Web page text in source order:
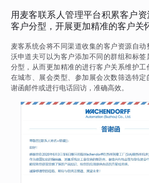
用麦客联系人管理平台积累客户
客户分型，开展更加精准的客户关
麦客系统会将不同渠道收集的客户资源自动
沃申道夫可以为客户添加不同的群组和标签
分型，从而更加精准的进行客户关系维护工
在城市、展会类型、参加展会次数筛选特定
谢函邮件或进行电话回访，准确高效。